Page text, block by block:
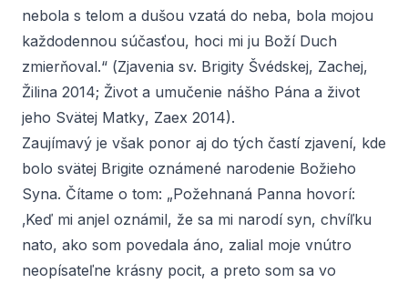
nebola s telom a dušou vzatá do neba, bola mojou
každodennou súčasťou, hoci mi ju Boží Duch
zmierňoval.“ (Zjavenia sv. Brigity Švédskej, Zachej,
Žilina 2014; Život a umučenie nášho Pána a život
jeho Svätej Matky, Zaex 2014).
Zaujímavý je však ponor aj do tých častí zjavení, kde
bolo svätej Brigite oznámené narodenie Božieho
Syna. Čítame o tom: „Požehnaná Panna hovorí:
‚Keď mi anjel oznámil, že sa mi narodí syn, chvíľku
nato, ako som povedala áno, zalial moje vnútro
neopísateľne krásny pocit, a preto som sa vo